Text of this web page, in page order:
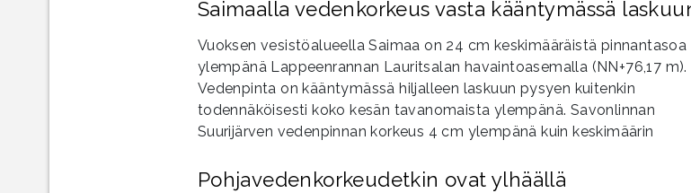
Saimaalla vedenkorkeus vasta kääntymässä
Vuoksen vesistöalueella Saimaa on 24 cm keskimääräistä pinnantasoa
ylempänä Lappeenrannan Lauritsalan havaintoasemalla (NN+76,17 m).
Vedenpinta on kääntymässä hiljalleen laskuun pysyen kuitenkin
todennäköisesti koko kesän tavanomaista ylempänä. Savonlinnan
Suurijärven vedenpinnan korkeus 4 cm ylempänä kuin keskimäärin
Pohjavedenkorkeudetkin ovat ylhäällä